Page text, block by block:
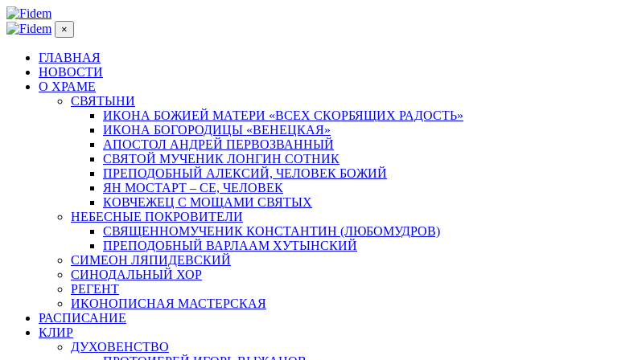
×
ГЛАВНАЯ
НОВОСТИ
О ХРАМЕ
СВЯТЫНИ
ИКОНА БОЖИЕЙ МАТЕРИ «ВСЕХ СКОРБЯЩИХ РАДОСТЬ»
ИКОНА БОГОРОДИЦЫ «ВЕНЕЦКАЯ»
АПОСТОЛ АНДРЕЙ ПЕРВОЗВАННЫЙ
СВЯТОЙ МУЧЕНИК ЛОНГИН СОТНИК
ПРЕПОДОБНЫЙ АЛЕКСИЙ, ЧЕЛОВЕК БОЖИЙ
ЯН МОСТАРТ – СЕ, ЧЕЛОВЕК
КОВЧЕЖЕЦ С МОЩАМИ СВЯТЫХ
НЕБЕСНЫЕ ПОКРОВИТЕЛИ
СВЯЩЕННОМУЧЕНИК КОНСТАНТИН (ЛЮБОМУДРОВ)
ПРЕПОДОБНЫЙ ВАРЛААМ ХУТЫНСКИЙ
СИМЕОН ЛЯПИДЕВСКИЙ
СИНОДАЛЬНЫЙ ХОР
РЕГЕНТ
ИКОНОПИСНАЯ МАСТЕРСКАЯ
РАСПИСАНИЕ
КЛИР
ДУХОВЕНСТВО